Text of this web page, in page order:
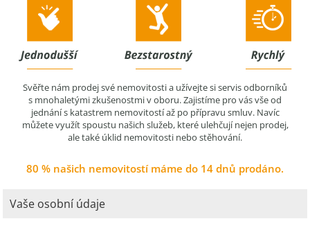
Svěřte nám prodej své nemovitosti a užívejte si servis odborníků
s mnohaletými zkušenostmi v oboru. Zajistíme pro vás vše od
jednání s katastrem nemovitostí až po přípravu smluv. Navíc
můžete využít spoustu našich služeb, které ulehčují nejen prodej,
ale také úklid nemovitosti nebo stěhování.
80 % našich nemovitostí máme do 14 dnů prodáno.
Vaše osobní údaje